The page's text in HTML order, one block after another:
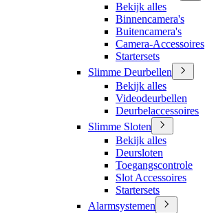
Bekijk alles
Binnencamera's
Buitencamera's
Camera-Accessoires
Startersets
Slimme Deurbellen
Bekijk alles
Videodeurbellen
Deurbelaccessoires
Slimme Sloten
Bekijk alles
Deursloten
Toegangscontrole
Slot Accessoires
Startersets
Alarmsystemen